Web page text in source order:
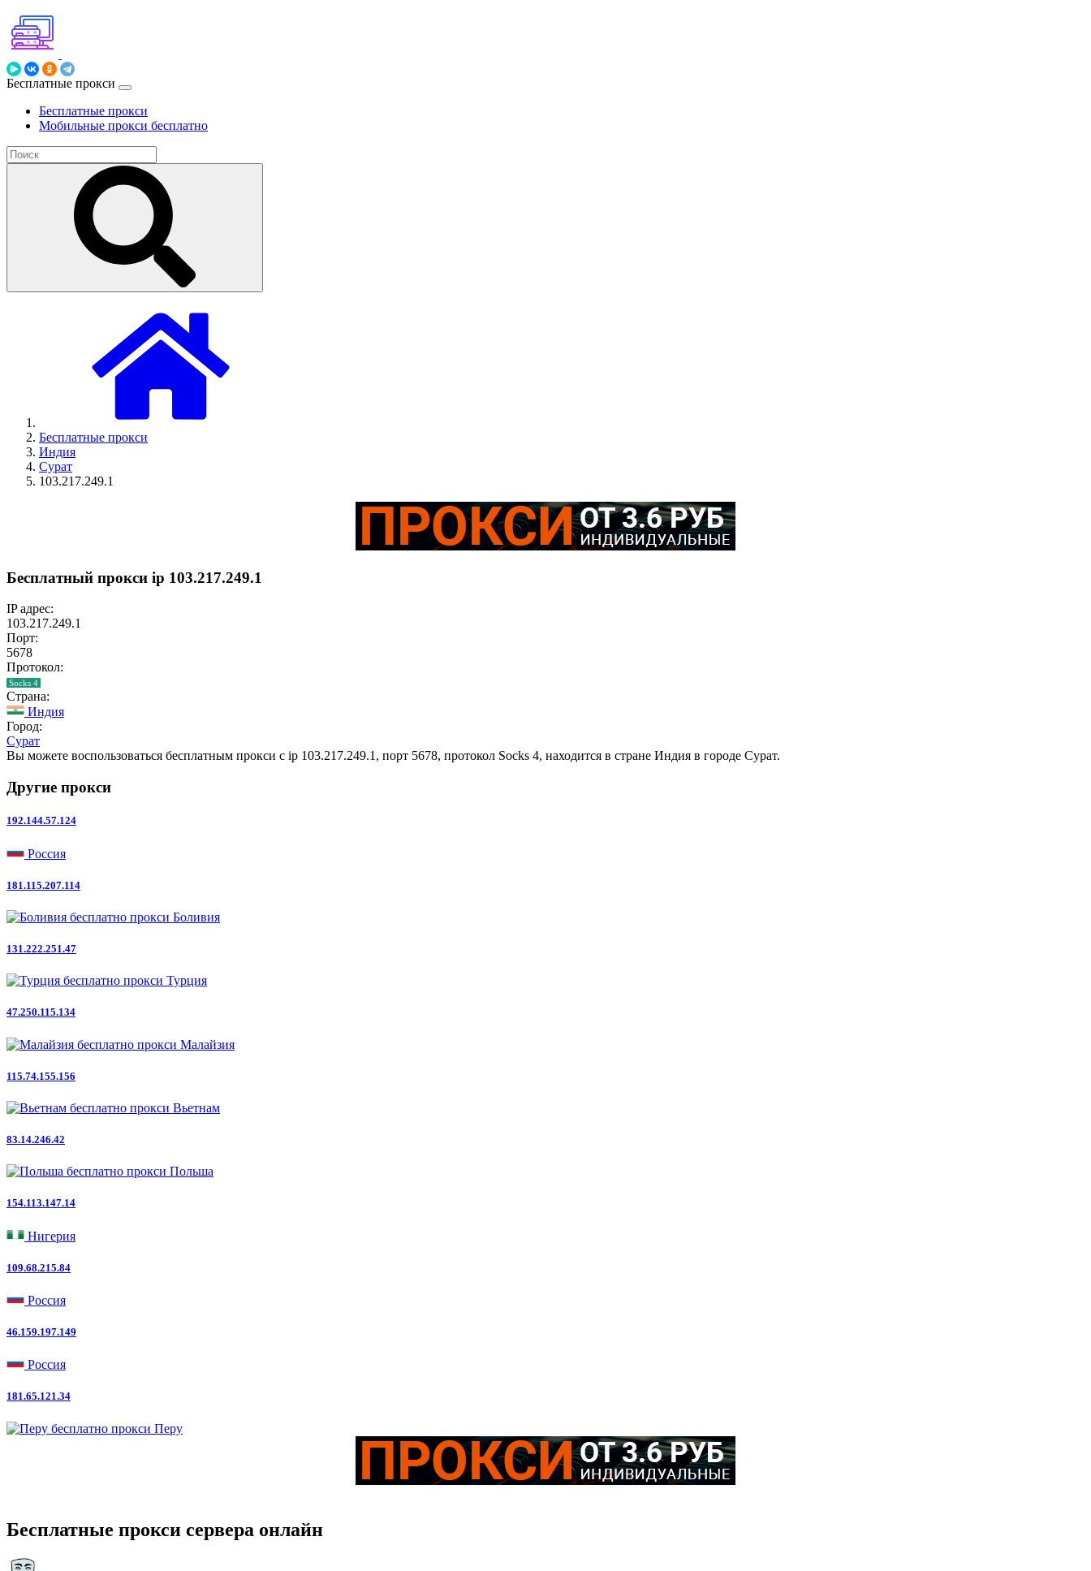
Бесплатные прокси
Бесплатные прокси
Мобильные прокси бесплатно
Бесплатные прокси
Индия
Сурат
103.217.249.1
Бесплатный прокси ip 103.217.249.1
IP адрес:
103.217.249.1
Порт:
5678
Протокол:
Socks 4
Страна:
Индия
Город:
Сурат
Вы можете воспользоваться бесплатным прокси с ip 103.217.249.1, порт 5678, протокол Socks 4, находится в стране Индия в городе Сурат.
Другие прокси
192.144.57.124
Россия
181.115.207.114
Боливия
131.222.251.47
Турция
47.250.115.134
Малайзия
115.74.155.156
Вьетнам
83.14.246.42
Польша
154.113.147.14
Нигерия
109.68.215.84
Россия
46.159.197.149
Россия
181.65.121.34
Перу
Бесплатные прокси сервера онлайн